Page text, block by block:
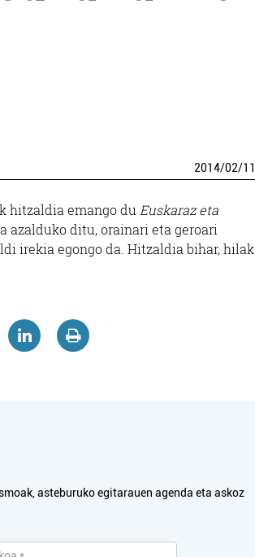
2014/02/11
hitzaldia emango du Euskaraz eta
azalduko ditu, orainari eta geroari
irekia egongo da. Hitzaldia bihar, hilak
asteburuko egitarauen agenda eta askoz